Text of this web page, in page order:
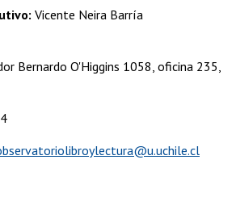
Vicente Neira Barría
Bernardo O'Higgins 1058, oficina 235,